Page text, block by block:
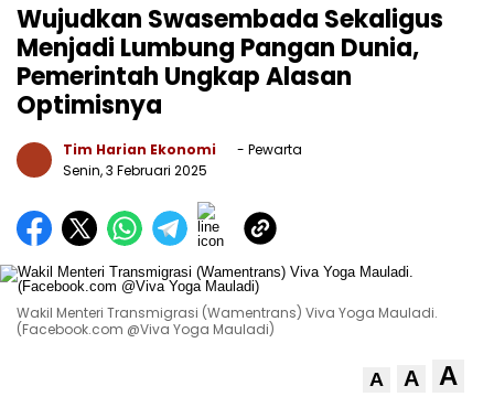
Wujudkan Swasembada Sekaligus
Menjadi Lumbung Pangan Dunia,
Pemerintah Ungkap Alasan
Optimisnya
Tim Harian Ekonomi
- Pewarta
Senin, 3 Februari 2025
Wakil Menteri Transmigrasi (Wamentrans) Viva Yoga Mauladi.
(Facebook.com @Viva Yoga Mauladi)
A A A